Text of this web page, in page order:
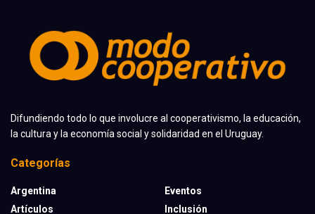
Difundiendo todo lo que involucre al cooperativismo, la educación,
la cultura y la economía social y solidaridad en el Uruguay.
Categorías
Argentina
Artículos
Eventos
Inclusión